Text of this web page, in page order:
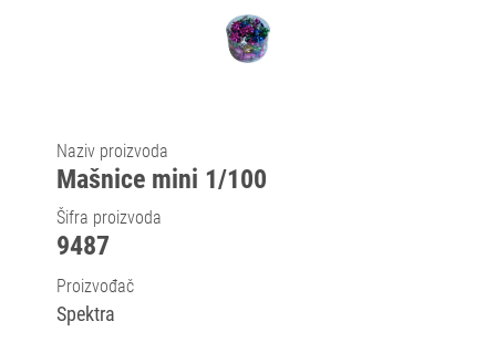
Naziv proizvoda
Mašnice mini 1/100
Šifra proizvoda
9487
Proizvođač
Spektra